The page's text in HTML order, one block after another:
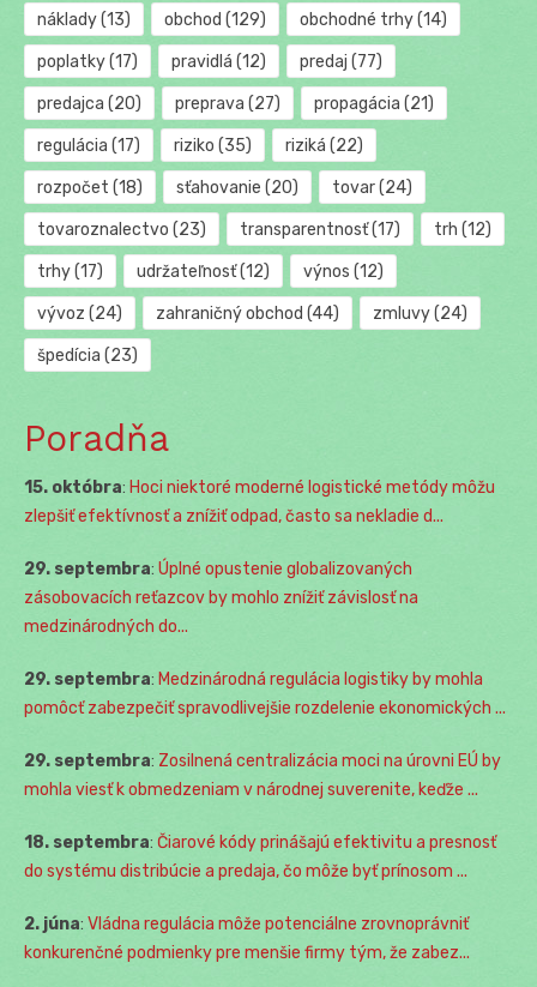
náklady(13) obchod (129) obchodné trhy(14)
poplatky(17) pravidlá (12) predaj (77)
predajca (20) preprava (27) propagácia (21)
regulácia (17) riziko (35) riziká (22)
rozpočet (18) sťahovanie (20) tovar(24)
tovaroznalectvo (23) transparentnosť(17) trh (12)
trhy(17) udržateľnosť(12) výnos (12)
vývoz (24) zahraničný obchod (44) zmluvy(24)
špedícia (23)
Poradňa
15. októbra: Hoci niektoré moderné logistické metódy môžu
zlepšiť efektívnosť a znížiť odpad, často sa nekladie d...
29. septembra: Úplné opustenie globalizovaných
zásobovacích reťazcov by mohlo znížiť závislosť na
medzinárodných do...
29. septembra: Medzinárodná regulácia logistiky by mohla
pomôcť zabezpečiť spravodlivejšie rozdelenie ekonomických ...
29. septembra: Zosilnená centralizácia moci na úrovni EÚ by
mohla viesť k obmedzeniam v národnej suverenite, keďže ...
18. septembra: Čiarové kódy prinášajú efektivitu a presnosť
do systému distribúcie a predaja, čo môže byť prínosom ...
2. júna: Vládna regulácia môže potenciálne zrovnoprávniť
konkurenčné podmienky pre menšie firmy tým, že zabez...